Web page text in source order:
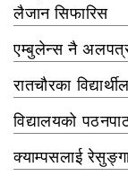
लैजान सिफारिस
एम्बुलेन्स नै
रातचौरका
विद्यालयको
क्याम्पसलाई